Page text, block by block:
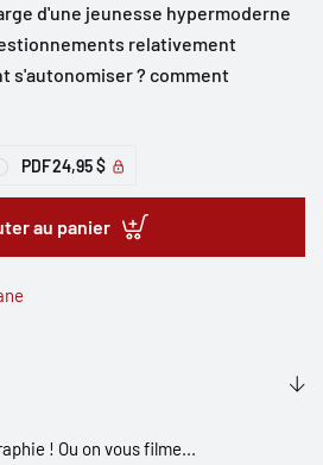
d'une jeunesse hypermoderne
relativement
s'autonomiser ? comment
PDF24,95 $
au panier
! Ou on vous filme...